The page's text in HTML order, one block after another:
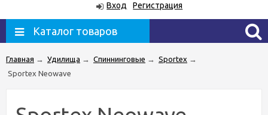
Вход
Регистрация
Каталог товаров
Главная → Удилища → Спиннинговые → Sportex →
Sportex Neowave